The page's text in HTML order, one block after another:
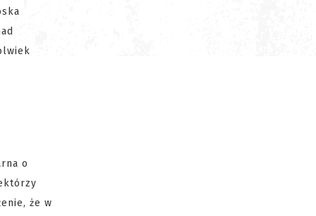
o
że w